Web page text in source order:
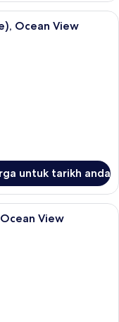
dalam bilik, meja, ruang
Ocean View
untuk tarikh anda
dalam bilik, meja, ruang
View